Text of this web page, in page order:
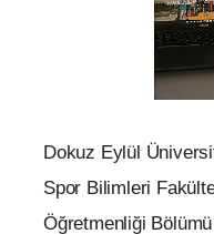
Dokuz Eylül
Spor Bilimleri
Öğretmenliği